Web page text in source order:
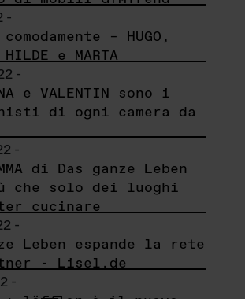
-
– HUGO,
e MARTA
-
e VALENTIN sono i
di ogni camera da
-
di Das ganze Leben
che solo dei luoghi
cucinare
-
Leben espande la rete
- Lisel.de
-